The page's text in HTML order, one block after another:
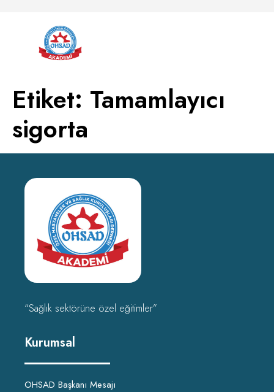
Etiket: Tamamlayıcı
sigorta
“Sağlık sektörüne özel eğitimler”
Kurumsal
OHSAD Başkanı Mesajı